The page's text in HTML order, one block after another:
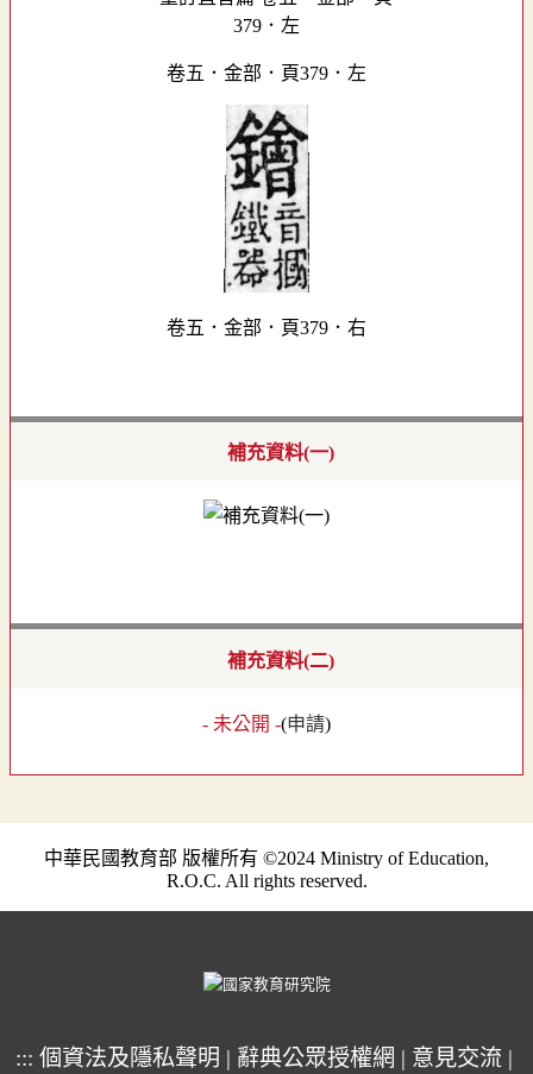
卷五．金部．頁379．左
卷五．金部．頁379．右
補充資料(一)
補充資料(二)
- 未公開 -(申請)
中華民國教育部 版權所有 ©2024 Ministry of Education,
R.O.C. All rights reserved.
::: 個資法及隱私聲明 | 辭典公眾授權網 | 意見交流 |